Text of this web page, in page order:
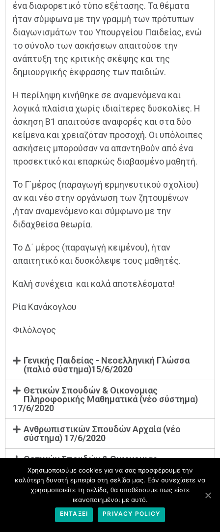
ένα διαφορετικό τύπο εξέτασης. Τα θέματα
ήταν σύμφωνα με την γραμμή των πρότυπων
διαγωνισμάτων του Υπουργείου Παιδείας, ενώ
το σύνολο των ασκήσεων απαιτούσε την
ανάπτυξη της κριτικής σκέψης και της
δημιουργικής έκφρασης των παιδιών.
Η περίληψη κινήθηκε σε αναμενόμενα και
λογικά πλαίσια χωρίς ιδιαίτερες δυσκολίες. Η
άσκηση Β1 απαιτούσε αναφορές και στα δύο
κείμενα και χρειαζόταν προσοχή. Οι υπόλοιπες
ασκήσεις μπορούσαν να απαντηθούν από ένα
προσεκτικό και επαρκώς διαβασμένο μαθητή.
Το Γ΄μέρος (παραγωγή ερμηνευτικού σχολίου)
αν και νέο στην οργάνωση των ζητουμένων
,ήταν αναμενόμενο και σύμφωνο με την
διδαχθείσα θεωρία.
Το Δ΄ μέρος (παραγωγή κειμένου), ήταν
απαιτητικό και δυσκόλεψε τους μαθητές.
Καλή συνέχεια και καλά αποτελέσματα!
Ρία Κανάκογλου
Φιλόλογος
Γενικής Παιδείας - Νεοελληνική Γλώσσα
(παλιό σύστημα)15/6/2020
Θετικών Σπουδών & Οικονομιας
Πληροφορικής Μαθηματικά (νέο σύστημα)
17/6/2020
Ανθρωπιστικών Σπουδών Αρχαία (νέο
σύστημα) 17/6/2020
Θετικών Σπουδών & Οικονομιας
Πληροφορικής Μαθηματικά (παλιό σύστημα)
17/6/2020
Ανθρωπιστικών Σπουδών Κοινωνιολογία
(νέο σύστημα) 19/6/2020
Χρησιμοποιούμε cookies για να σας προσφέρουμε την
καλύτερη δυνατή εμπειρία στη σελίδα μας. Εάν συνεχίσετε να
χρησιμοποιείτε τη σελίδα, θα υποθέσουμε πως είστε
ικανοποιημένοι με αυτό.
ΕΝΤΆΞΕΙ PRIVACY POLICY